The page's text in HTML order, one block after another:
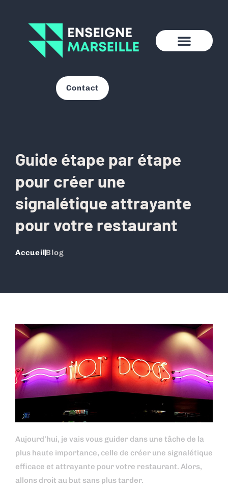
Contact
Guide étape par étape
pour créer une
signalétique attrayante
pour votre restaurant
AccueilBlog
Aujourd’hui, je vais vous guider dans une tâche de la
plus haute importance, celle de créer une signalétique
efficace et attrayante pour votre restaurant. Alors,
allons droit au but sans plus tarder.